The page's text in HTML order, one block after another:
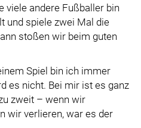
viele andere Fußballer bin
und spiele zwei Mal die
stoßen wir beim guten
Spiel bin ich immer
es nicht. Bei mir ist es ganz
zweit – wenn wir
wir verlieren, war es der